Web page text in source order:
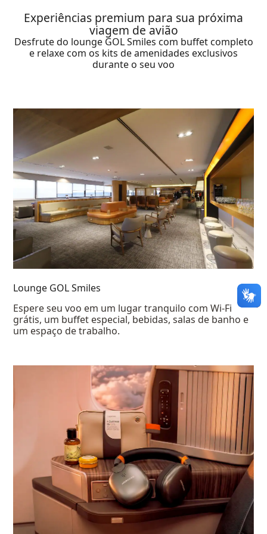
Experiências premium para sua próxima
viagem de avião
Desfrute do lounge GOL Smiles com buffet completo
Lounge GOL Smiles
Espere seu voo em um lugar tranquilo com Wi-Fi